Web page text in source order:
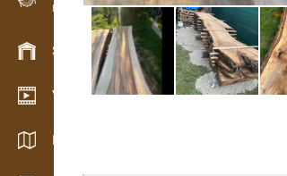
Evidence dřeva v terénu
Skladové hospodářství
Video showroom
Katalogy / Brožury